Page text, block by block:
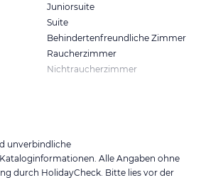
Juniorsuite
Suite
Behindertenfreundliche Zimmer
Raucherzimmer
Nichtraucherzimmer
unverbindliche
Alle Angaben ohne
durch HolidayCheck. Bitte lies vor der